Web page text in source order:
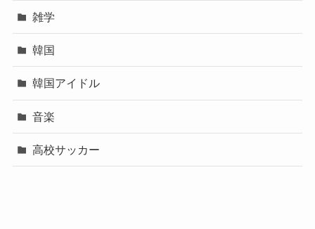
雑学
韓国
韓国アイドル
音楽
高校サッカー